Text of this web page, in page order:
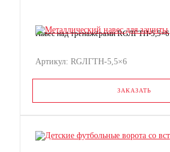
Навес над тренажёрами RGЛГТН-5,5×6
Артикул: RGЛГТН-5,5×6
ЗАКАЗАТЬ